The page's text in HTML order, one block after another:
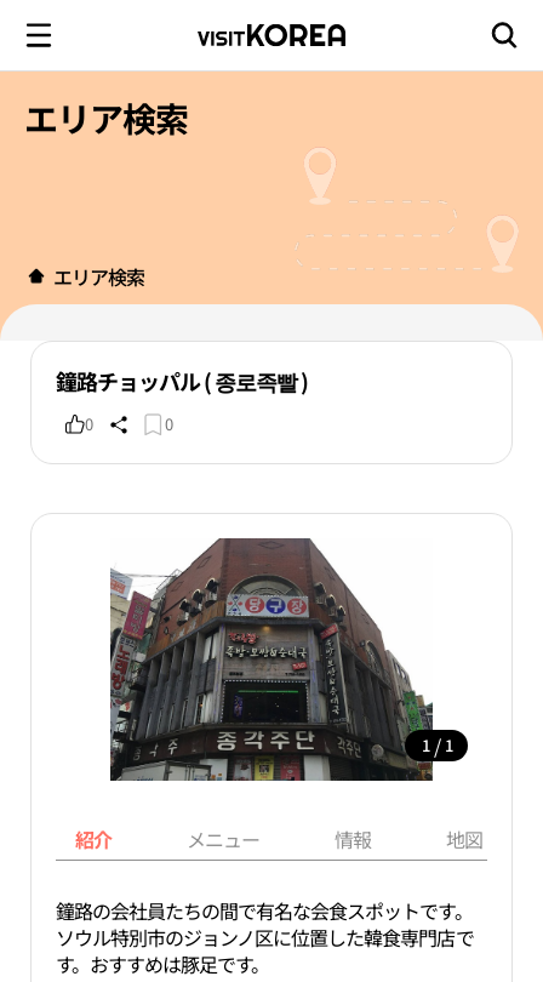
エリア検索
エリア検索
鐘路チョッパル ( 종로족빨 )
0 0
1 / 1
紹介 メニュー 情報 地図
鐘路の会社員たちの間で有名な会食スポットです。
ソウル特別市のジョンノ区に位置した韓食専門店で
す。おすすめは豚足です。